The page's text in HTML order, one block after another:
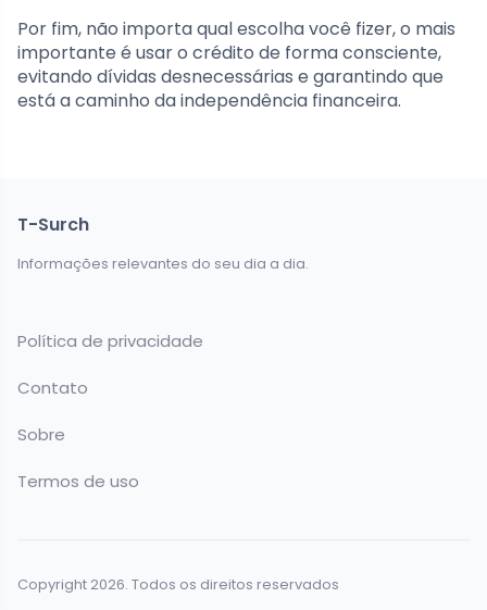
Por fim, não importa qual escolha você fizer, o mais
importante é usar o crédito de forma consciente,
evitando dívidas desnecessárias e garantindo que
está a caminho da independência financeira.
T-Surch
Informações relevantes do seu dia a dia.
Política de privacidade
Contato
Sobre
Termos de uso
Copyright 2026. Todos os direitos reservados